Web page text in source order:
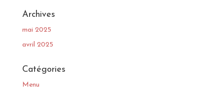
Archives
mai 2025
avril 2025
Catégories
Menu